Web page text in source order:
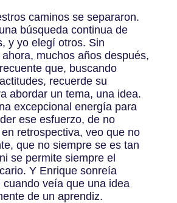
caminos se separaron.
búsqueda continua de
y yo elegí otros. Sin
muchos años después,
que, buscando
recuerde su
abordar un tema, una idea.
excepcional energía para
ese esfuerzo, de no
retrospectiva, veo que no
que no siempre se es tan
se permite siempre el
Y Enrique sonreía
cuando veía que una idea
de un aprendiz.